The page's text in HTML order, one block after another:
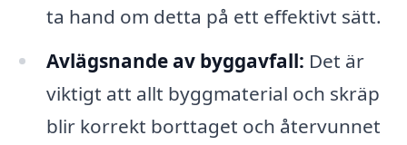
ta hand om detta på ett effektivt sätt.
Avlägsnande av byggavfall: Det är
viktigt att allt byggmaterial och skräp
blir korrekt borttaget och återvunnet